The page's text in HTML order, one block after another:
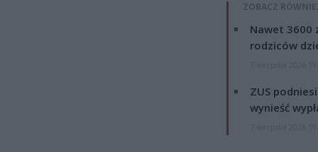
ZOBACZ
Nawet 3600
rodziców
ZUS
wynieść